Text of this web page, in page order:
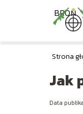
BROŃ
Strona
Jak
Data